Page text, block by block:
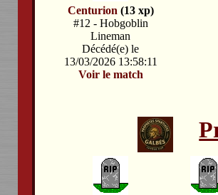
Centurion (13 xp)
#12 - Hobgoblin
Lineman
Décédé(e) le
13/03/2026 13:58:11
Voir le match